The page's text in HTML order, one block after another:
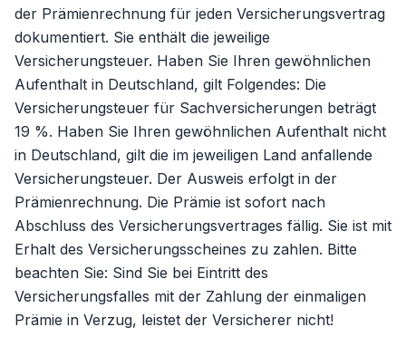
der Prämienrechnung für jeden Versicherungsvertrag
dokumentiert. Sie enthält die jeweilige
Versicherungsteuer. Haben Sie Ihren gewöhnlichen
Aufenthalt in Deutschland, gilt Folgendes: Die
Versicherungsteuer für Sachversicherungen beträgt
19 %. Haben Sie Ihren gewöhnlichen Aufenthalt nicht
in Deutschland, gilt die im jeweiligen Land anfallende
Versicherungsteuer. Der Ausweis erfolgt in der
Prämienrechnung. Die Prämie ist sofort nach
Abschluss des Versicherungsvertrages fällig. Sie ist mit
Erhalt des Versicherungsscheines zu zahlen. Bitte
beachten Sie: Sind Sie bei Eintritt des
Versicherungsfalles mit der Zahlung der einmaligen
Prämie in Verzug, leistet der Versicherer nicht!